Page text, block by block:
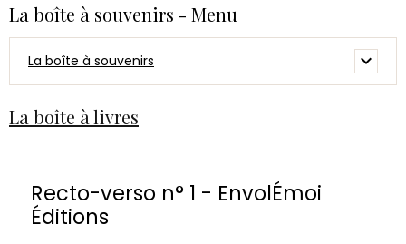
La boîte à souvenirs - Menu
La boîte à souvenirs
La boîte à livres
Recto-verso n° 1 - EnvolÉmoi
Éditions